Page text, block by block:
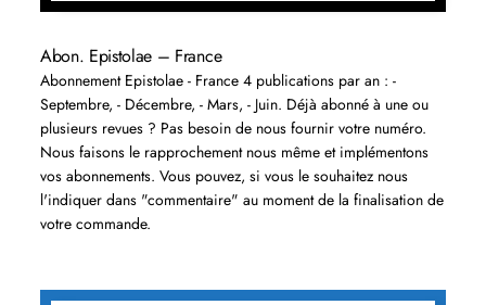
Abon. Epistolae – France
Abonnement Epistolae - France 4 publications par an : -
Septembre, - Décembre, - Mars, - Juin. Déjà abonné à une ou
plusieurs revues ? Pas besoin de nous fournir votre numéro.
Nous faisons le rapprochement nous même et implémentons
vos abonnements. Vous pouvez, si vous le souhaitez nous
l'indiquer dans "commentaire" au moment de la finalisation de
votre commande.